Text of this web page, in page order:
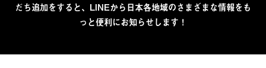
だち追加をすると、LINEから日本各地域のさまざまな情報をも
っと便利にお知らせします！